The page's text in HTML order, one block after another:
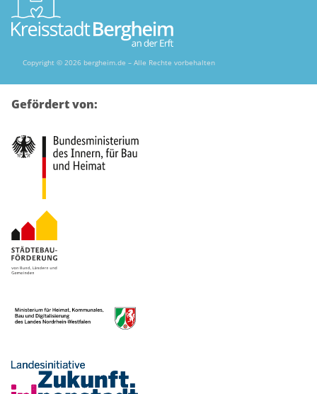
Copyright © 2026 bergheim.de – Alle Rechte vorbehalten
Gefördert von: